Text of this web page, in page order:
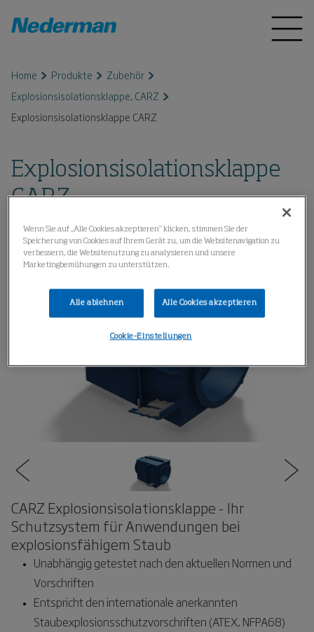
Home Produkte
Zubehör
Explosionsisolationsklappe, CARZ
Explosionsisolationsklappe CARZ
Explosionsisolationsklappe
CARZ
CARZ Explosionsisolationsklappe - Ihr
Schutzsystem für Anwendungen bei
explosionsfähigem Staub
Unabhängig getestet nach den aktuellen Normen und
Vorschriften
Entspricht den internationale anerkannten
Staubexplosionsschutzvorschriften (ATEX, NFPA68)
Wenn Sie auf „Alle Cookies akzeptieren“ klicken, stimmen Sie der
Speicherung von Cookies auf Ihrem Gerät zu, um die Websitenavigation zu
verbessern, die Websitenutzung zu analysieren und unsere
Marketingbemühungen zu unterstützen.
Alle ablehnen Alle Cookies akzeptieren
Cookie-Einstellungen